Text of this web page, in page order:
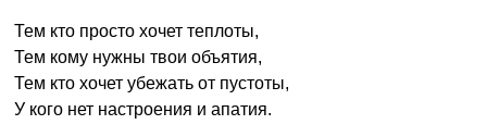
Тем кто просто хочет теплоты,
Тем кому нужны твои объятия,
Тем кто хочет убежать от пустоты,
У кого нет настроения и апатия.